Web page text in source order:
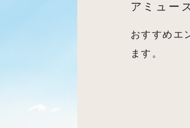
アミュー
おすすめエ
ます。